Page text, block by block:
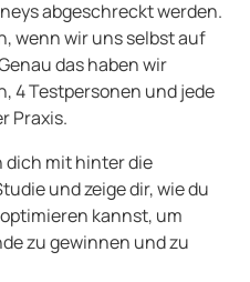
abgeschreckt werden.
wenn wir uns selbst auf
das haben wir
4 Testpersonen und jede
Praxis.
dich mit hinter die
und zeige dir, wie du
kannst, um
zu gewinnen und zu